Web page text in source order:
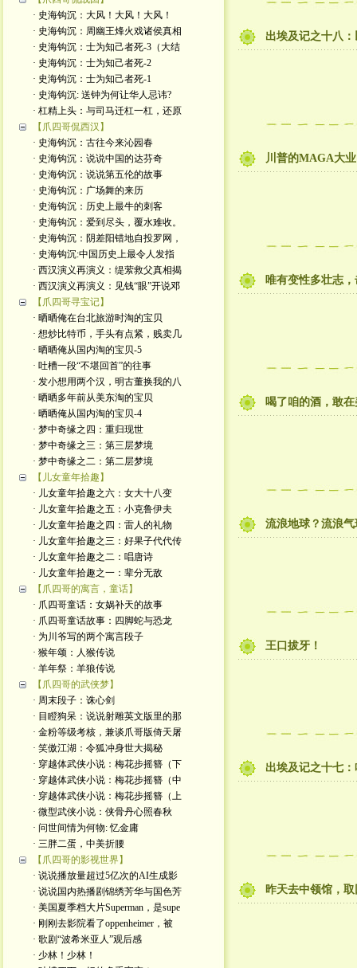
· 史海钩沉：大风！大风！大风！
· 史海钩沉：周幽王烽火戏诸侯真相
· 史海钩沉：士为知己者死-3（大结
· 史海钩沉：士为知己者死-2
· 史海钩沉：士为知己者死-1
· 史海钩沉: 送钟为何让华人忌讳?
· 杠精上头：与司马迁杠一杠，还原
【爪四哥侃西汉】
· 史海钩沉：古往今来沁园春
· 史海钩沉：说说中国的达芬奇
· 史海钩沉：说说第五伦的故事
· 史海钩沉：广场舞的来历
· 史海钩沉：历史上最牛的刺客
· 史海钩沉：爱到尽头，覆水难收。
· 史海钩沉：阴差阳错地自投罗网，
· 史海钩沉:中国历史上最令人发指
· 西汉演义再演义：缇萦救父真相揭
· 西汉演义再演义：见钱“眼”开说邓
【爪四哥寻宝记】
· 晒晒俺在台北旅游时淘的宝贝
· 想炒比特币，手头有点紧，贱卖几
· 晒晒俺从国内淘的宝贝-5
· 吐槽一段“不堪回首”的往事
· 发小想用两个汉，明古董换我的八
· 晒晒多年前从美东淘的宝贝
· 晒晒俺从国内淘的宝贝-4
· 梦中奇缘之四：重归现世
· 梦中奇缘之三：第三层梦境
· 梦中奇缘之二：第二层梦境
【儿女童年拾趣】
· 儿女童年拾趣之六：女大十八变
· 儿女童年拾趣之五：小克鲁伊夫
· 儿女童年拾趣之四：雷人的礼物
· 儿女童年拾趣之三：好果子代代传
· 儿女童年拾趣之二：唱唐诗
· 儿女童年拾趣之一：辈分无敌
【爪四哥的寓言，童话】
· 爪四哥童话：女娲补天的故事
· 爪四哥童话故事：四脚蛇与恐龙
· 为川爷写的两个寓言段子
· 猴年颂：人猴传说
· 羊年祭：羊狼传说
【爪四哥的武侠梦】
· 周末段子：诛心剑
· 目瞪狗呆：说说射雕英文版里的那
· 金粉等级考核，兼谈爪哥版倚天屠
· 笑傲江湖：令狐冲身世大揭秘
· 穿越体武侠小说：梅花步摇簪（下
· 穿越体武侠小说：梅花步摇簪（中
· 穿越体武侠小说：梅花步摇簪（上
· 微型武侠小说：侠骨丹心照春秋
· 问世间情为何物: 忆金庸
· 三胖二蛋，中美折腰
【爪四哥的影视世界】
· 说说播放量超过5亿次的AI生成影
· 说说国内热播剧锦绣芳华与国色芳
· 美国夏季档大片Superman，是supe
· 刚刚去影院看了oppenheimer，被
· 歌剧“波希米亚人”观后感
· 少林！少林！
出埃及记之十八
川普的MAGA大
唯有变性多壮志
喝了咱的酒，敢
流浪地球？流浪气
王口拔牙！
出埃及记之十七
昨天去中领馆，